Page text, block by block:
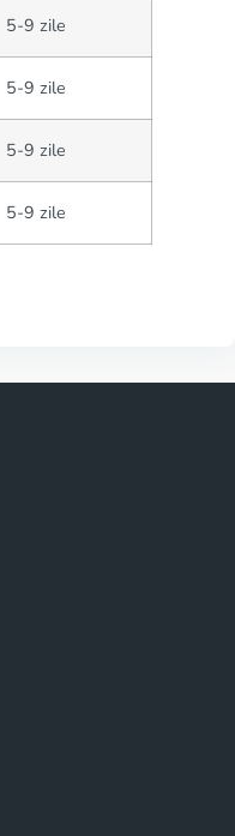
5-9 zile
5-9 zile
5-9 zile
5-9 zile